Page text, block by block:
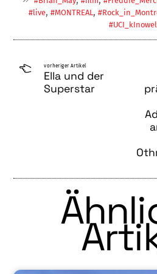
#live, #MONTREAL ,
vorheriger Artikel
Ella und der
Superstar